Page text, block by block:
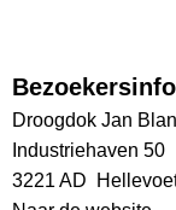
Droogdok Jan
Industriehaven 50
3221 AD